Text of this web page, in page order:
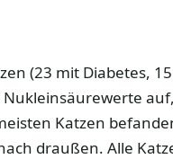
(23 mit Diabetes, 15
Katzen
draußen. Alle